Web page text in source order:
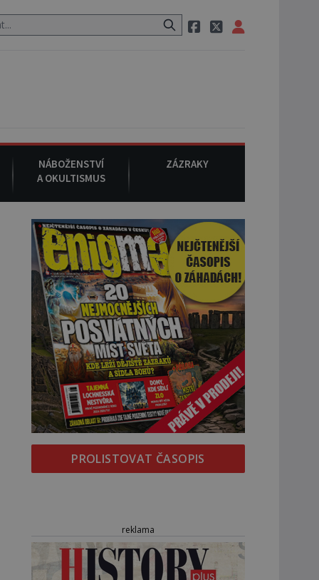
pak si na ulici zavolá taxi, nasedne do něj a už ho nikdy nikdo
NÁBOŽENSTVÍ
A OKULTISMUS
ZÁZRAKY
PROLISTOVAT ČASOPIS
reklama